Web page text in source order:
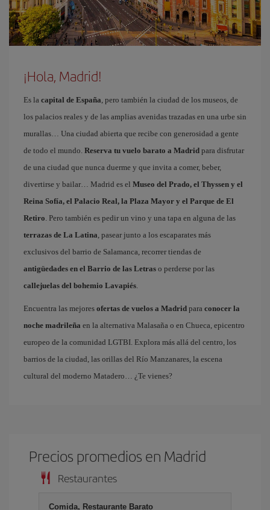
¡Hola, Madrid!
Es la capital de España, pero también la ciudad de los museos, de
los palacios reales y de las amplias avenidas trazadas en una urbe sin
murallas… Una ciudad abierta que recibe con generosidad a gente
de todo el mundo. Reserva tu vuelo barato a Madrid para disfrutar
de una ciudad que nunca duerme y que invita a comer, beber,
divertirse y bailar… Madrid es el Museo del Prado, el Thyssen y el
Reina Sofía, el Palacio Real, la Plaza Mayor y el Parque de El
Retiro. Pero también es pedir un vino y una tapa en alguna de las
terrazas de La Latina, pasear junto a los escaparates más
exclusivos del barrio de Salamanca, recorrer tiendas de
antigüedades en el Barrio de las Letras o perderse por las
callejuelas del bohemio Lavapiés.
Encuentra las mejores ofertas de vuelos a Madrid para conocer la
noche madrileña en la alternativa Malasaña o en Chueca, epicentro
europeo de la comunidad LGTBI. Explora más allá del centro, los
barrios de la ciudad, las orillas del Río Manzanares, la escena
cultural del moderno Matadero… ¿Te vienes?
Precios promedios en Madrid
Restaurantes
Comida, Restaurante Barato